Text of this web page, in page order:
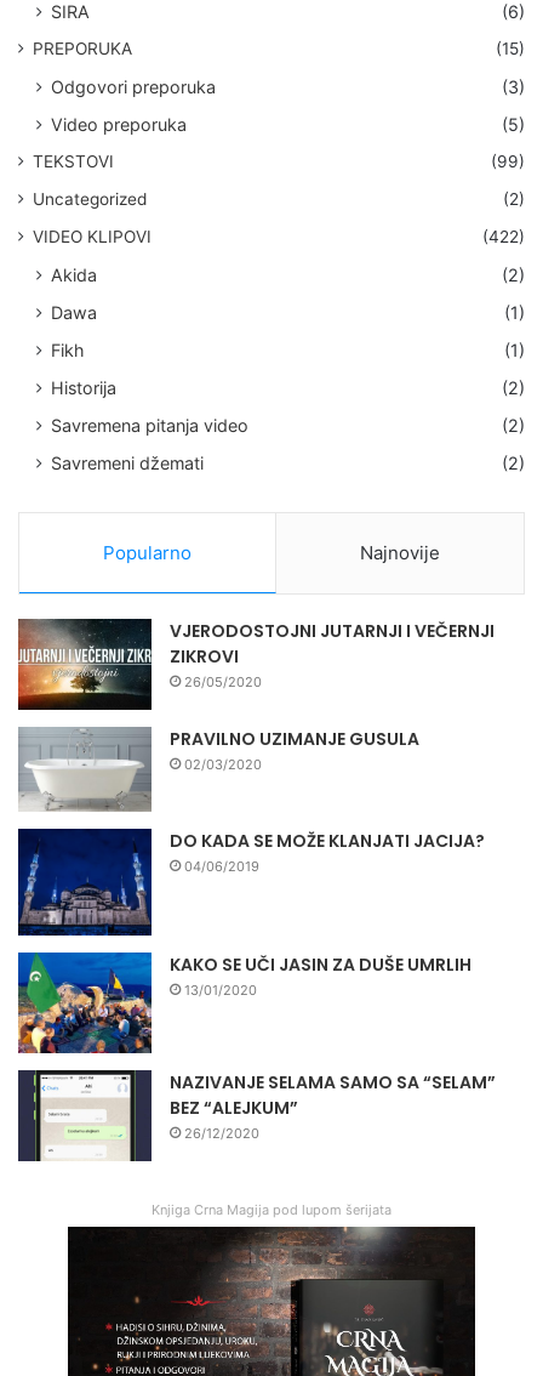
SIRA
(6)
PREPORUKA (15)
Odgovori preporuka
(3)
Video preporuka
(5)
TEKSTOVI
(99)
Uncategorized
(2)
VIDEO KLIPOVI
(422)
Akida
(2)
Dawa
(1)
Fikh
(1)
Historija
(2)
Savremena pitanja video
(2)
Savremeni džemati
(2)
Popularno Najnovije
VJERODOSTOJNI JUTARNJI I VEČERNJI
ZIKROVI
26/05/2020
PRAVILNO UZIMANJE GUSULA
02/03/2020
DO KADA SE MOŽE KLANJATI JACIJA?
04/06/2019
KAKO SE UČI JASIN ZA DUŠE UMRLIH
13/01/2020
NAZIVANJE SELAMA SAMO SA “SELAM”
BEZ “ALEJKUM”
26/12/2020
Knjiga Crna Magija pod lupom šerijata